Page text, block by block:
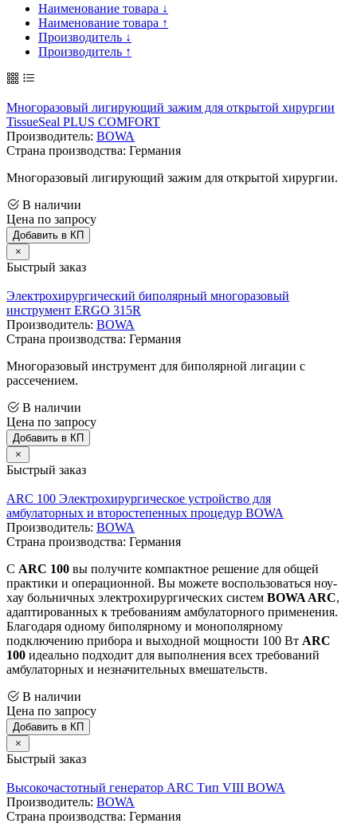
Наименование товара ↓
Наименование товара ↑
Производитель ↓
Производитель ↑
Многоразовый лигирующий зажим для открытой хирургии
TissueSeal PLUS COMFORT
Производитель: BOWA
Страна производства: Германия
Многоразовый лигирующий зажим для открытой хирургии.
В наличии
Цена по запросу
Добавить в КП
Быстрый заказ
Электрохирургический биполярный многоразовый
инструмент ERGO 315R
Производитель: BOWA
Страна производства: Германия
Многоразовый инструмент для биполярной лигации с
рассечением.
В наличии
Цена по запросу
Добавить в КП
Быстрый заказ
ARC 100 Электрохирургическое устройство для
амбулаторных и второстепенных процедур BOWA
Производитель: BOWA
Страна производства: Германия
С ARC 100 вы получите компактное решение для общей
практики и операционной. Вы можете воспользоваться ноу-
хау больничных электрохирургических систем BOWA ARC,
адаптированных к требованиям амбулаторного применения.
Благодаря одному биполярному и монополярному
подключению прибора и выходной мощности 100 Вт ARC
100 идеально подходит для выполнения всех требований
амбулаторных и незначительных вмешательств.
В наличии
Цена по запросу
Добавить в КП
Быстрый заказ
Высокочастотный генератор ARC Тип VIII BOWA
Производитель: BOWA
Страна производства: Германия